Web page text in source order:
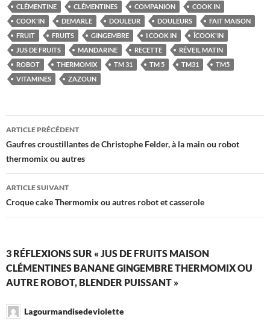
CLÉMENTINE
CLÉMENTINES COMPANION
COOK IN
COOK'IN
DEMARLE DOULEUR DOULEURS
FAIT MAISON
FRUIT
FRUITS GINGEMBRE I COOK IN
ÎCOOK'IN
JUS DE FRUITS
MANDARINE RECETTE
RÉVEIL MATIN
ROBOT
THERMOMIX TM 31 TM 5 TM31
TM5
VITAMINES
ZAZOUN
Navigation
des
articles
ARTICLE PRÉCÉDENT
Gaufres croustillantes de Christophe Felder, à la main ou robot
thermomix ou autres
ARTICLE SUIVANT
Croque cake Thermomix ou autres robot et casserole
3 RÉFLEXIONS SUR « JUS DE FRUITS MAISON
CLÉMENTINES BANANE GINGEMBRE THERMOMIX OU
AUTRE ROBOT, BLENDER PUISSANT »
Lagourmandisedeviolette